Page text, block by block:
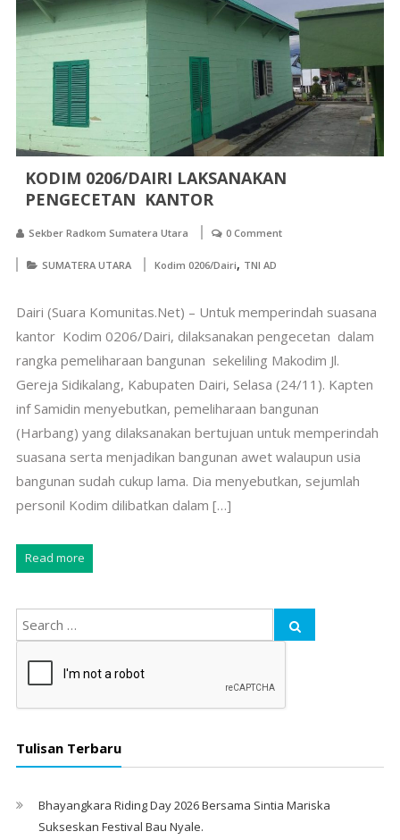
KODIM 0206/DAIRI LAKSANAKAN
PENGECETAN KANTOR
Sekber Radkom Sumatera Utara 0 Comment
SUMATERA UTARA Kodim 0206/Dairi, TNI AD
Dairi (Suara Komunitas.Net) – Untuk memperindah suasana
kantor Kodim 0206/Dairi, dilaksanakan pengecetan dalam
rangka pemeliharaan bangunan sekeliling Makodim Jl.
Gereja Sidikalang, Kabupaten Dairi, Selasa (24/11). Kapten
inf Samidin menyebutkan, pemeliharaan bangunan
(Harbang) yang dilaksanakan bertujuan untuk memperindah
suasana serta menjadikan bangunan awet walaupun usia
bangunan sudah cukup lama. Dia menyebutkan, sejumlah
personil Kodim dilibatkan dalam […]
Read more
Tulisan Terbaru
Bhayangkara Riding Day 2026 Bersama Sintia Mariska
Sukseskan Festival Bau Nyale. ‎